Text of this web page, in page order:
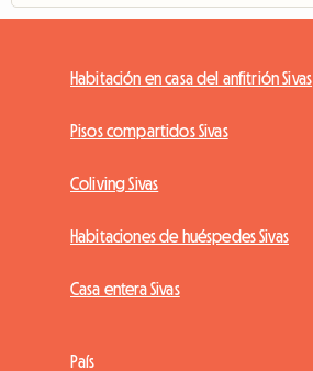
Habitación en casa del anfitrión Sivas
Pisos compartidos Sivas
Coliving Sivas
Habitaciones de huéspedes Sivas
Casa entera Sivas
País